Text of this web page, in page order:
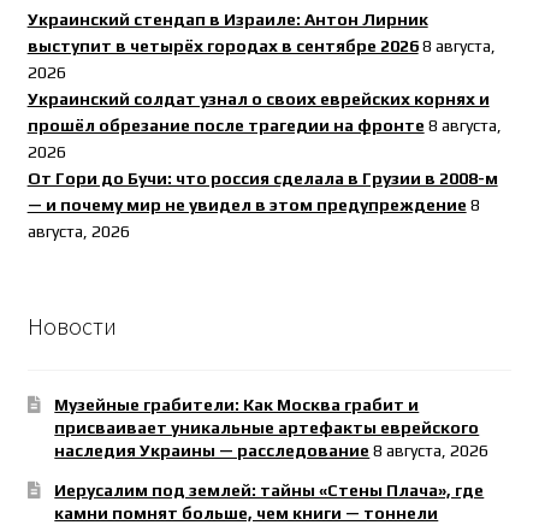
Украинский стендап в Израиле: Антон Лирник
выступит в четырёх городах в сентябре 2026 8 августа,
2026
Украинский солдат узнал о своих еврейских корнях и
прошёл обрезание после трагедии на фронте 8 августа,
2026
От Гори до Бучи: что россия сделала в Грузии в 2008-м
— и почему мир не увидел в этом предупреждение 8
августа, 2026
Новости
Музейные грабители: Как Москва грабит и
присваивает уникальные артефакты еврейского
наследия Украины — расследование 8 августа, 2026
Иерусалим под землей: тайны «Стены Плача», где
камни помнят больше, чем книги — тоннели